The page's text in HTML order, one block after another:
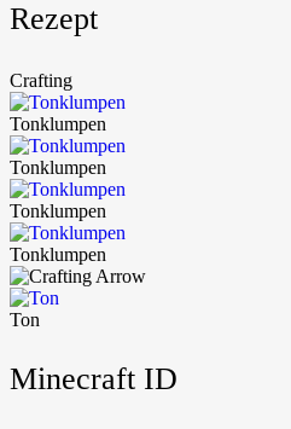
Rezept
Crafting
Tonklumpen
Tonklumpen
Tonklumpen
Tonklumpen
Ton
Minecraft ID